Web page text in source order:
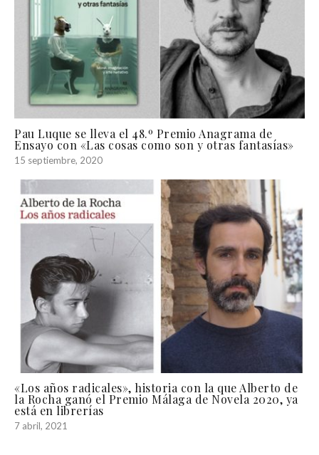
Pau Luque se lleva el 48.º Premio Anagrama de
Ensayo con «Las cosas como son y otras fantasías»
15 septiembre, 2020
«Los años radicales», historia con la que Alberto de
la Rocha ganó el Premio Málaga de Novela 2020, ya
está en librerías
7 abril, 2021